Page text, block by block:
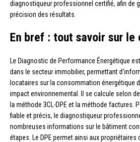
diagnostiqueur professionnel certifié, afin de
précision des résultats.
En bref : tout savoir sur le
Le Diagnostic de Performance Énergétique
dans le secteur immobilier, permettant
locataires sur la consommation énergétique
impact environnemental. Il se calcule selon
la méthode 3CL-DPE et la méthode factures.
fiable et précis, le diagnostiqueur
nombreuses informations sur le bâtiment
étapes. Le DPE permet ainsi aux